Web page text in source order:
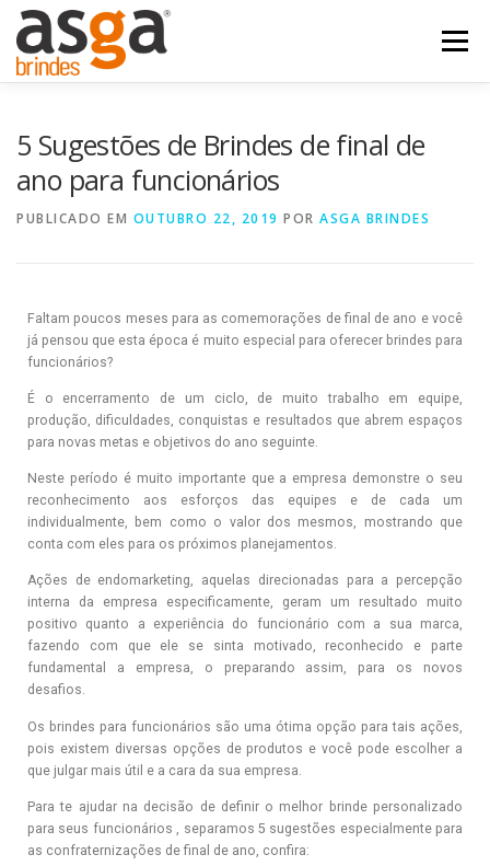
Menu
5 Sugestões de Brindes de final de
ano para funcionários
PUBLICADO EM OUTUBRO 22, 2019 POR ASGA BRINDES
Faltam poucos meses para as comemorações de final de ano e você
já pensou que esta época é muito especial para oferecer brindes para
funcionários?
É o encerramento de um ciclo, de muito trabalho em equipe,
produção, dificuldades, conquistas e resultados que abrem espaços
para novas metas e objetivos do ano seguinte.
Neste período é muito importante que a empresa demonstre o seu
reconhecimento aos esforços das equipes e de cada um
individualmente, bem como o valor dos mesmos, mostrando que
conta com eles para os próximos planejamentos.
Ações de endomarketing, aquelas direcionadas para a percepção
interna da empresa especificamente, geram um resultado muito
positivo quanto a experiência do funcionário com a sua marca,
fazendo com que ele se sinta motivado, reconhecido e parte
fundamental a empresa, o preparando assim, para os novos
desafios.
Os brindes para funcionários são uma ótima opção para tais ações,
pois existem diversas opções de produtos e você pode escolher a
que julgar mais útil e a cara da sua empresa.
Para te ajudar na decisão de definir o melhor brinde personalizado
para seus funcionários , separamos 5 sugestões especialmente para
as confraternizações de final de ano, confira: